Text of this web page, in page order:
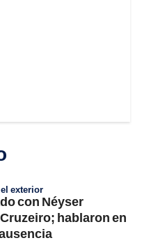
exterior
con Néyser
hablaron en